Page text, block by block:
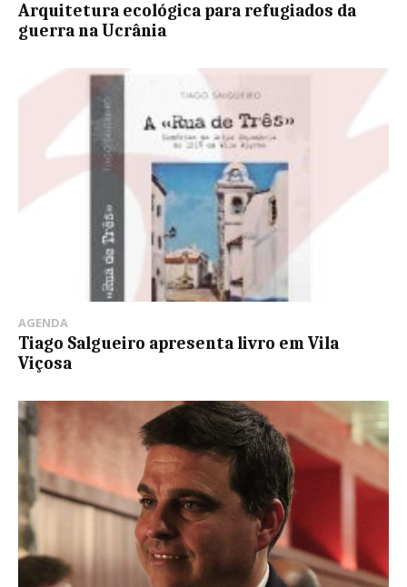
Arquitetura ecológica para refugiados da
guerra na Ucrânia
AGENDA
Tiago Salgueiro apresenta livro em Vila
Viçosa